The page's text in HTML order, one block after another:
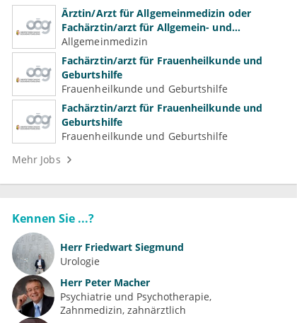
Ärztin/Arzt für Allgemeinmedizin oder
Fachärztin/arzt für Allgemein- und
Familienmedizin für Psychiatrie und
Psychotherapeutische Medizin
Allgemeinmedizin
Fachärztin/arzt für Frauenheilkunde und
Geburtshilfe
Frauenheilkunde und Geburtshilfe
Fachärztin/arzt für Frauenheilkunde und
Geburtshilfe
Frauenheilkunde und Geburtshilfe
Mehr Jobs
Kennen Sie ...?
Herr Friedwart Siegmund
Urologie
Herr Peter Macher
Psychiatrie und Psychotherapie
Zahnmedizin, zahnärztlich